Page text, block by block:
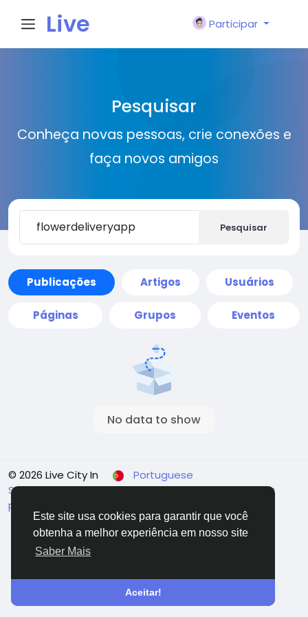
Este site usa cookies para garantir que você
obtenha a melhor experiência em nosso site
Saber Mais
Aceitar!
Live
n
Participar
Pesquisar
Conheça novas pessoas, crie conexões e
faça novos amigos
Pesquisar
Publicações Artigos Usuários
Páginas Grupos Eventos
No data to show
© 2026 Live City In
Portuguese
Sobre Termos Privacidade Shipping and delivery
policy
Diretório